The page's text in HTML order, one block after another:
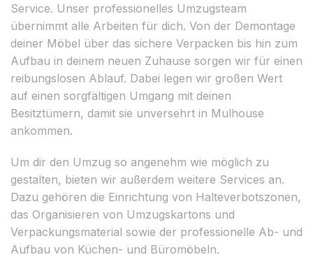
Service. Unser professionelles Umzugsteam
übernimmt alle Arbeiten für dich. Von der Demontage
deiner Möbel über das sichere Verpacken bis hin zum
Aufbau in deinem neuen Zuhause sorgen wir für einen
reibungslosen Ablauf. Dabei legen wir großen Wert
auf einen sorgfältigen Umgang mit deinen
Besitztümern, damit sie unversehrt in Mulhouse
ankommen.
Um dir den Umzug so angenehm wie möglich zu
gestalten, bieten wir außerdem weitere Services an.
Dazu gehören die Einrichtung von Halteverbotszonen,
das Organisieren von Umzugskartons und
Verpackungsmaterial sowie der professionelle Ab- und
Aufbau von Küchen- und Büromöbeln.